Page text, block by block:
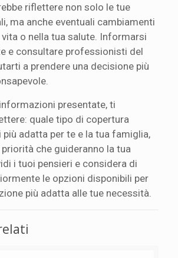
riflettere non solo le tue
ma anche eventuali cambiamenti
o nella tua salute. Informarsi
e consultare professionisti del
a prendere una decisione più
presentate, ti
quale tipo di copertura
adatta per te e la tua famiglia,
che guideranno la tua
i tuoi pensieri e considera di
le opzioni disponibili per
più adatta alle tue necessità.